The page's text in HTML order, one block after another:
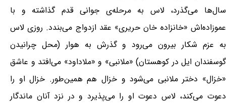
سال‌ها می‌گذرد، لاس‌ به‌ مرحله‌ی‌ جوانی‌ قدم‌ گذاشته‌ و با
عموزاده‌اش‌ «خانزاده‌ خان‌ حریری‌» عقد ازدواج‌ می‌بندد. روزی‌ لاس‌
به‌ عزم‌ شکار بیرون‌ می‌رود و گذرش‌ به‌ هوار (محل‌ چرانیدن‌
گوسفندان‌ ایل‌ در کوهستان‌) «ملانبی»‌ و «ملاداود» می‌افتد و عاشق‌
«خزال» دختر ملانبی‌ می‌شود و خزال هم‌ همین‌طور. خزال او را
دعوت‌ می‌کند، لاس‌ دعوت‌ او را می‌پذیرد و در نزد آنان‌ ماندگار